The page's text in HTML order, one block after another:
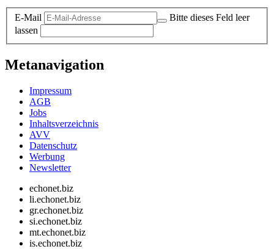
E-Mail
Bitte dieses Feld leer
lassen
Metanavigation
Impressum
AGB
Jobs
Inhaltsverzeichnis
AVV
Datenschutz
Werbung
Newsletter
echonet.biz
li.echonet.biz
gr.echonet.biz
si.echonet.biz
mt.echonet.biz
is.echonet.biz